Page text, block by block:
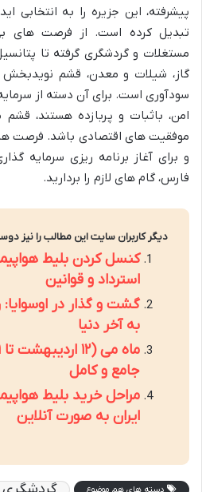
پیشرفته، این جزیره را به انتخابی
تبدیل کرده است. از فرصت های
مستغلات و گردشگری گرفته تا
گاز، شیلات و معدن، قشم
سودآوری است. برای آن دسته از
امن، باثبات و پربازده هستند،
موفقیت های اقتصادی باشد. فرصت
و برای آغاز برنامه ریزی سرمایه
فارس، گام های لازم را بردارید.
دیگر کاربران سایت این مطالب را نیز
کنسل کردن بلیط
استرداد و قوانین
گشت و گذار در
به آخر دنیا
جامع و کامل
مراحل خرید بلیط
ایران به صورت آنلاین